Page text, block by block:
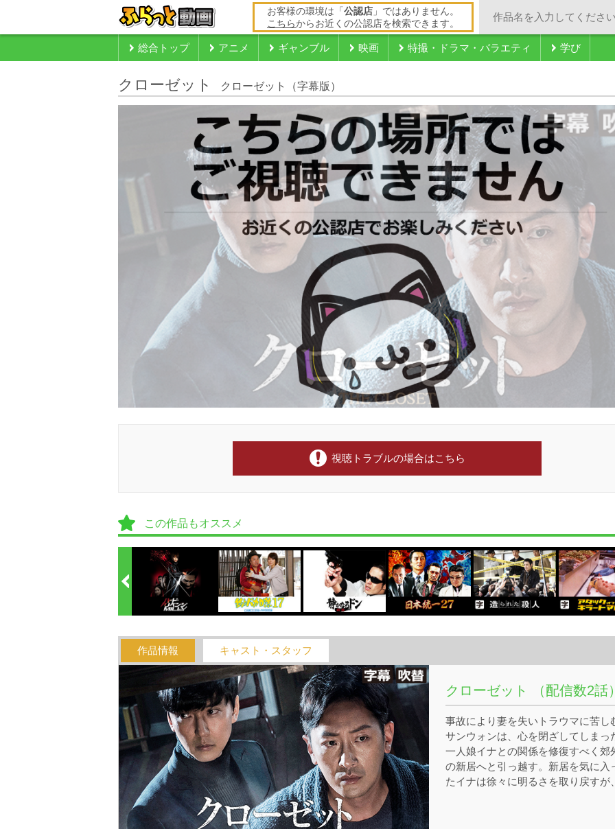
お客様の環境は「 公認店 」ではありません。
こちらからお近くの公認店を検索できます。
総合トップ アニメ ギャンブル 映画 特撮・ドラマ・バラエティ 学び
クローゼット クローゼット（字幕版）
視聴トラブルの場合はこちら
この作品もオススメ
作品情報 キャスト・スタッフ
クローゼット （配信数2話
事故により妻を失いトラウマに苦し
サンウォンは、心を閉ざしてしまっ
一人娘イナとの関係を修復すべく郊
の新居へと引っ越す。新居を気に入
たイナは徐々に明るさを取り戻すが